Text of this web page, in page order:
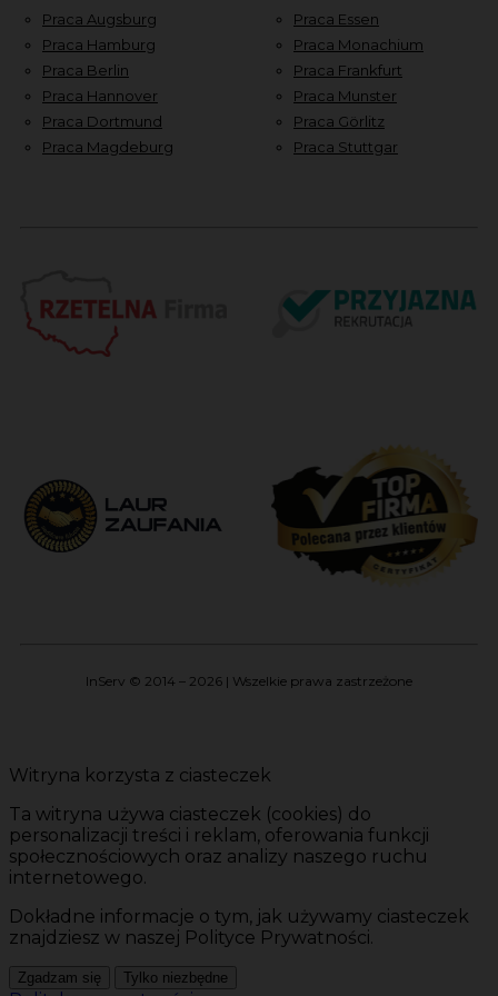
Praca Augsburg
Praca Hamburg
Praca Berlin
Praca Hannover
Praca Dortmund
Praca Magdeburg
Praca Essen
Praca Monachium
Praca Frankfurt
Praca Munster
Praca Görlitz
Praca Stuttgar
InServ © 2014 – 2026 | Wszelkie prawa zastrzeżone
Witryna korzysta z ciasteczek
Ta witryna używa ciasteczek (cookies) do
personalizacji treści i reklam, oferowania funkcji
społecznościowych oraz analizy naszego ruchu
internetowego.
Dokładne informacje o tym, jak używamy ciasteczek
znajdziesz w naszej Polityce Prywatności.
Zgadzam się Tylko niezbędne